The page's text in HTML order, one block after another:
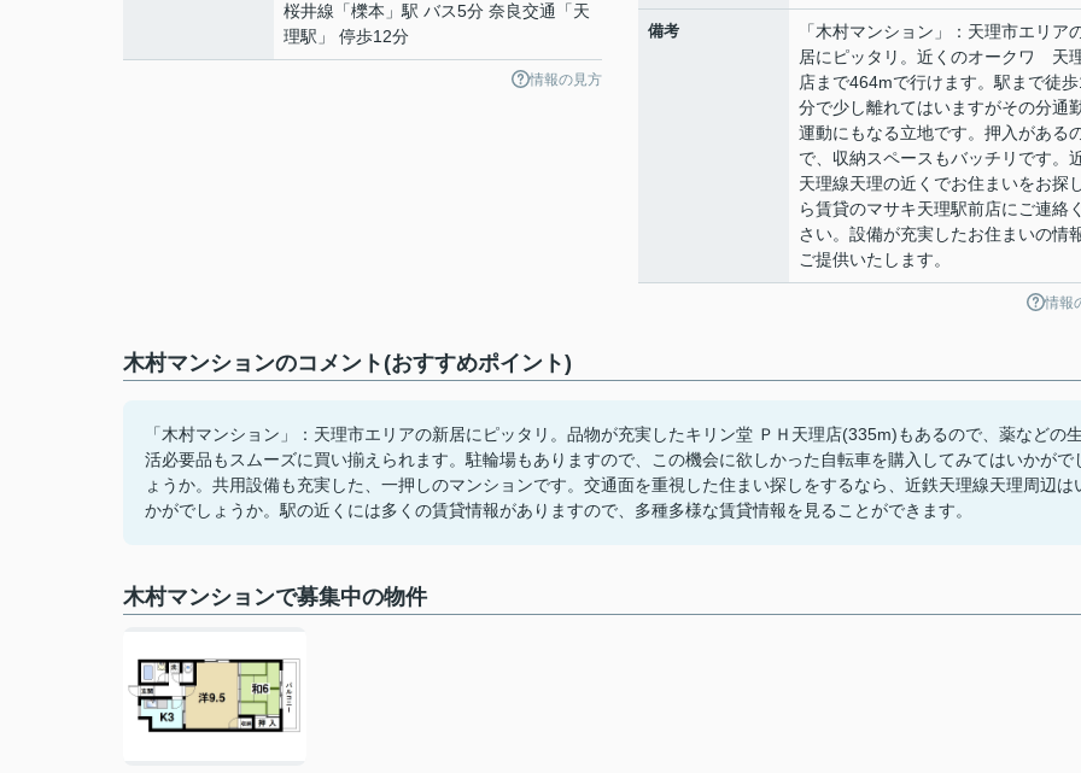
桜井線 「櫟本 」駅 バス5分 奈良交通「天
理駅」 停歩12分
情報の見方
備考
「木村マンション」：天理市エリア
居にピッタリ。近くのオークワ 天
店まで464mで行けます。駅まで徒歩
分で少し離れてはいますがその分通
運動にもなる立地です。押入がある
で、収納スペースもバッチリです。
天理線天理の近くでお住まいをお探
ら賃貸のマサキ天理駅前店にご連絡
さい。設備が充実したお住まいの情
ご提供いたします。
情報
木村マンションのコメント(おすすめポイント)
「木村マンション」：天理市エリアの新居にピッタリ。品物が充実したキリン堂 ＰＨ天理店(335m)もあるので、薬などの生
活必要品もスムーズに買い揃えられます。駐輪場もありますので、この機会に欲しかった自転車を購入してみてはいかがで
ょうか。共用設備も充実した、一押しのマンションです。交通面を重視した住まい探しをするなら、近鉄天理線天理周辺は
かがでしょうか。駅の近くには多くの賃貸情報がありますので、多種多様な賃貸情報を見ることができます。
木村マンションで募集中の物件